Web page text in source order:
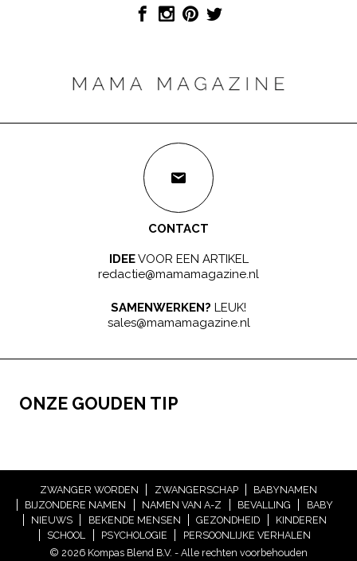
CONTACT
IDEEVOOR EEN ARTIKEL
redactie@mamamagazine.nl
SAMENWERKEN? LEUK!
sales@mamamagazine.nl
ONZE GOUDEN TIP
ZWANGER WORDEN ZWANGERSCHAP
BABYNAMEN
BIJZONDERE NAMEN
NAMEN VAN A-Z BEVALLING
BABY
NIEUWS
BEKENDE MENSEN GEZONDHEID
KINDEREN
SCHOOL
PSYCHOLOGIE
PERSOONLIJKE VERHALEN
© 2026 Kompas Blend B.V. - Alle rechten voorbehouden